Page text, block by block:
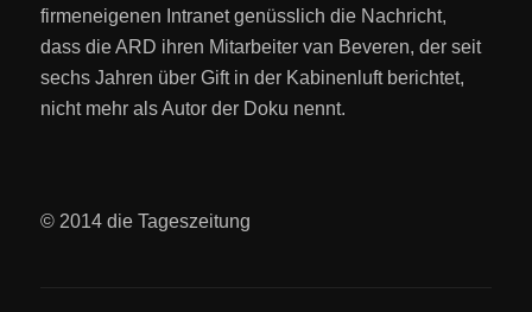
firmeneigenen Intranet genüsslich die Nachricht,
dass die ARD ihren Mitarbeiter van Beveren, der seit
sechs Jahren über Gift in der Kabinenluft berichtet,
nicht mehr als Autor der Doku nennt.
© 2014 die Tageszeitung